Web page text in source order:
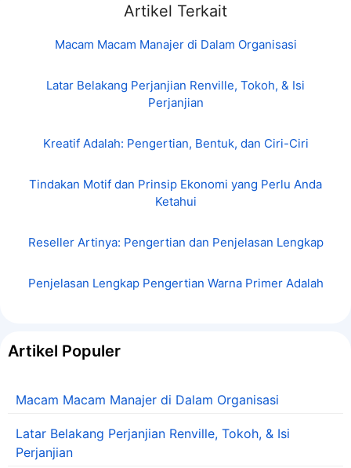
Artikel Terkait
Macam Macam Manajer di Dalam Organisasi
Latar Belakang Perjanjian Renville, Tokoh, & Isi
Perjanjian
Kreatif Adalah: Pengertian, Bentuk, dan Ciri-Ciri
Tindakan Motif dan Prinsip Ekonomi yang Perlu Anda
Ketahui
Reseller Artinya: Pengertian dan Penjelasan Lengkap
Penjelasan Lengkap Pengertian Warna Primer Adalah
Artikel Populer
Macam Macam Manajer di Dalam Organisasi
Latar Belakang Perjanjian Renville, Tokoh, & Isi
Perjanjian